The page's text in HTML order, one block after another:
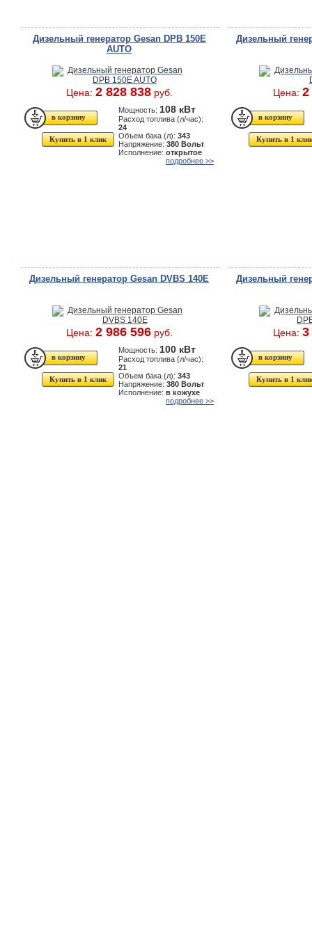
Дизельный генератор Gesan DPB 150E
AUTO
Цена: 2 828 838руб.
Купить в 1 клик
Мощность: 108 кВт
Расход топлива (л/час):
24
Объем бака (л): 343
Напряжение: 380 Вольт
Исполнение: открытое
подробнее >>
Дизельный
Цена: 2
Купить в 1
Дизельный генератор Gesan DVBS 140E
Цена: 2 986 596руб.
Купить в 1 клик
Мощность: 100 кВт
Расход топлива (л/час):
21
Объем бака (л): 343
Напряжение: 380 Вольт
Исполнение: в кожухе
подробнее >>
Дизельный
Цена: 3
Купить в 1